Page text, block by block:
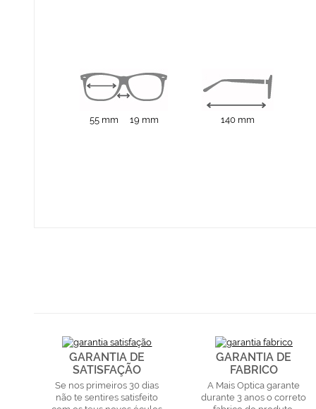
55 mm 19 mm 140 mm
GARANTIA DE
SATISFAÇÃO
Se nos primeiros 30 dias
não te sentires satisfeito
GARANTIA DE
FABRICO
A Mais Optica garante
durante 3 anos o correto